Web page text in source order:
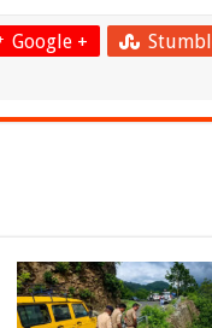
Google +